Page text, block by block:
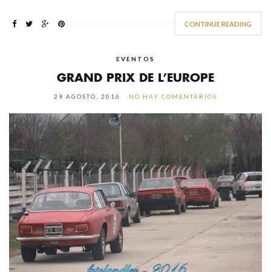
CONTINUE READING
EVENTOS
GRAND PRIX DE L’EUROPE
29 AGOSTO, 2016 NO HAY COMENTARIOS